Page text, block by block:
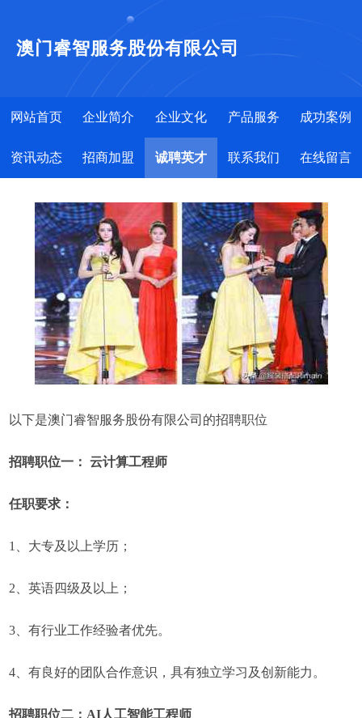
澳门睿智服务股份有限公司
网站首页 企业简介 企业文化 产品服务 成功案例
资讯动态 招商加盟 诚聘英才 联系我们 在线留言
以下是澳门睿智服务股份有限公司的招聘职位
招聘职位一： 云计算工程师
任职要求：
1、大专及以上学历；
2、英语四级及以上；
3、有行业工作经验者优先。
4、有良好的团队合作意识，具有独立学习及创新能力。
招聘职位二：AI人工智能工程师